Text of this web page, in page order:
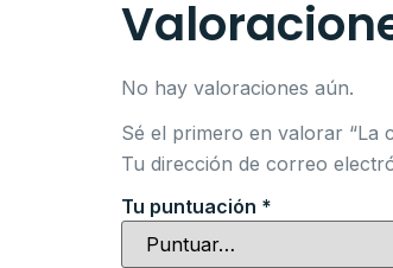
No hay valoraciones aún.
Sé el primero en valorar “La
Tu dirección de correo
Tu puntuación *